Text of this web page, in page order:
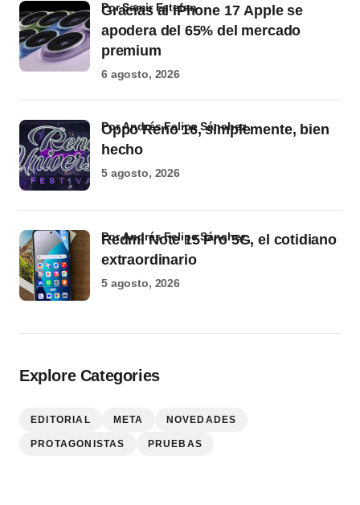
Gracias al iPhone 17 Apple se
apodera del 65% del mercado
premium
por Samir Estefan
6 agosto, 2026
Oppo Reno 16, simplemente, bien
hecho
por Andrés Felipe Sánchez
5 agosto, 2026
Redmi Note 15 Pro 5G, el cotidiano
extraordinario
por Andrés Felipe Sánchez
5 agosto, 2026
Explore Categories
EDITORIAL META NOVEDADES
PROTAGONISTAS PRUEBAS